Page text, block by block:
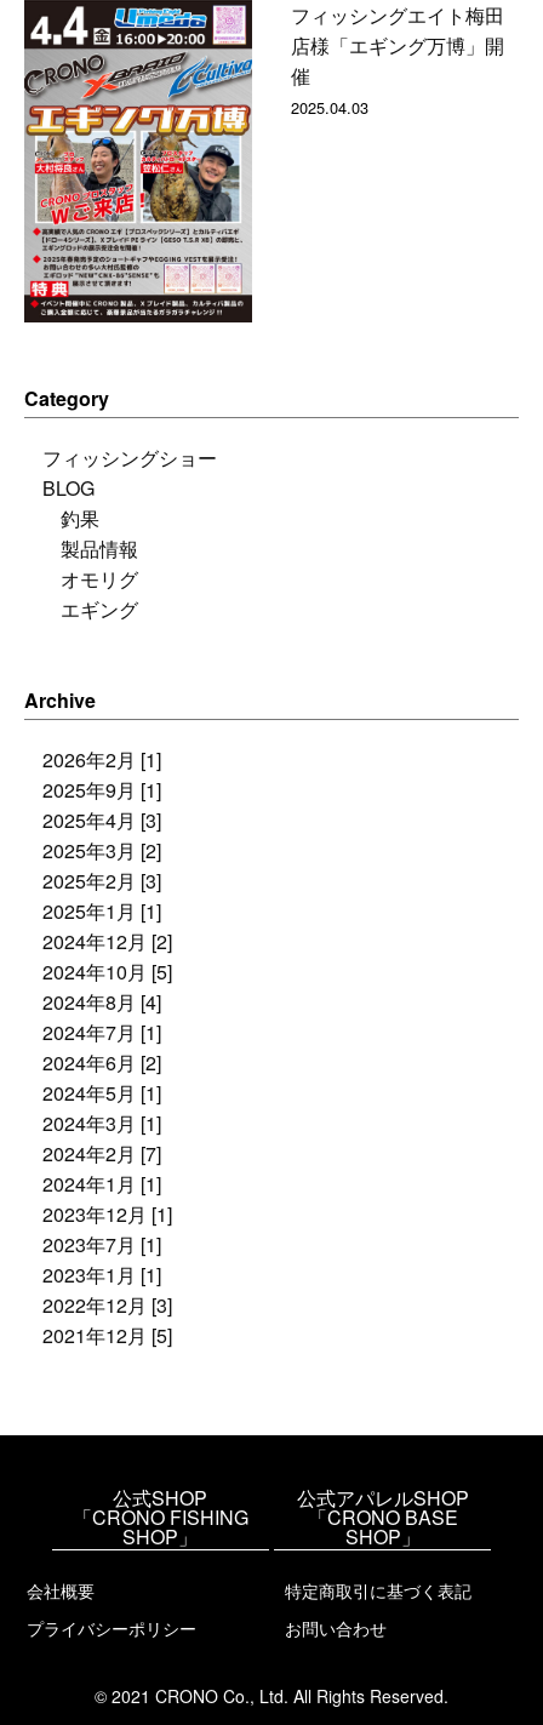
フィッシングエイト梅田
店様「エギング万博」開
催
2025.04.03
Category
フィッシングショー
BLOG
釣果
製品情報
オモリグ
エギング
Archive
2026年2月 [1]
2025年9月 [1]
2025年4月 [3]
2025年3月 [2]
2025年2月 [3]
2025年1月 [1]
2024年12月 [2]
2024年10月 [5]
2024年8月 [4]
2024年7月 [1]
2024年6月 [2]
2024年5月 [1]
2024年3月 [1]
2024年2月 [7]
2024年1月 [1]
2023年12月 [1]
2023年7月 [1]
2023年1月 [1]
2022年12月 [3]
2021年12月 [5]
公式SHOP
「CRONO FISHING
SHOP」
公式アパレルSHOP
「CRONO BASE
SHOP」
会社概要
特定商取引に基づく表記
プライバシーポリシー
お問い合わせ
© 2021 CRONO Co., Ltd. All Rights Reserved.